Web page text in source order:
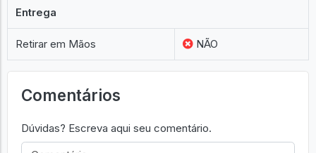
Original
Entrega
Retirar em Mãos NÃO
Comentários